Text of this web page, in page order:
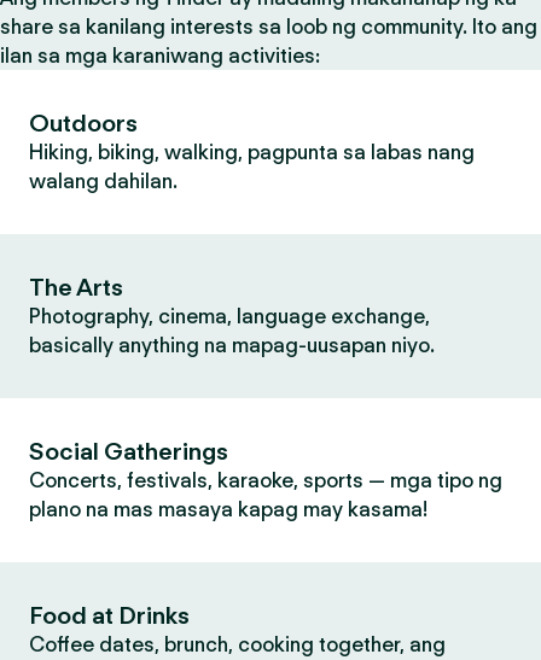
share sa kanilang interests sa loob ng community. Ito ang
ilan sa mga karaniwang activities:
Outdoors
Hiking, biking, walking, pagpunta sa labas nang
walang dahilan.
The Arts
Photography, cinema, language exchange,
basically anything na mapag-uusapan niyo.
Social Gatherings
Concerts, festivals, karaoke, sports — mga tipo ng
plano na mas masaya kapag may kasama!
Food at Drinks
Coffee dates, brunch, cooking together, ang